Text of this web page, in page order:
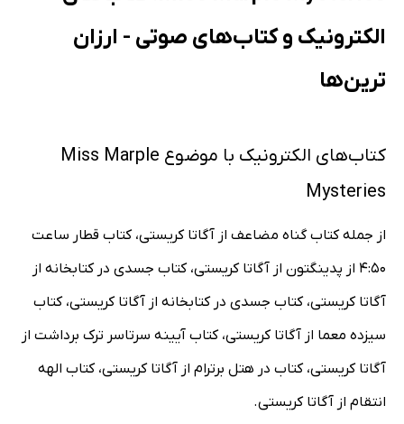
الکترونیک و کتاب‌های صوتی - ارزان
ترین‌ها
کتاب‌های الکترونیک با موضوع Miss Marple
Mysteries
از جمله کتاب گناه مضاعف از آگاتا کریستی، کتاب قطار ساعت
4:50 از پدینگتون از آگاتا کریستی، کتاب جسدی در کتابخانه از
آگاتا کریستی، کتاب جسدی در کتابخانه از آگاتا کریستی، کتاب
سیزده معما از آگاتا کریستی، کتاب آیینه سرتاسر ترک برداشت از
آگاتا کریستی، کتاب در هتل برترام از آگاتا کریستی، کتاب الهه
انتقام از آگاتا کریستی.